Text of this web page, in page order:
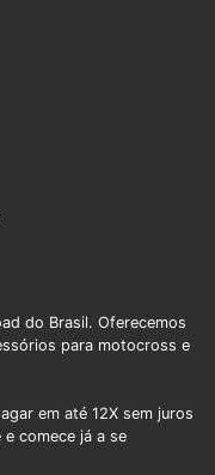
do Brasil. Oferecemos
para motocross e
em até 12X sem juros
comece já a se